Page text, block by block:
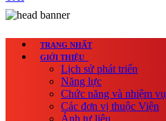
TRANG NHẤT
GIỚI THIỆU
Lịch sử phát triển
Năng lực
Chức năng và nhiệm vụ
Các đơn vị thuộc Viện
Ảnh tư liệu